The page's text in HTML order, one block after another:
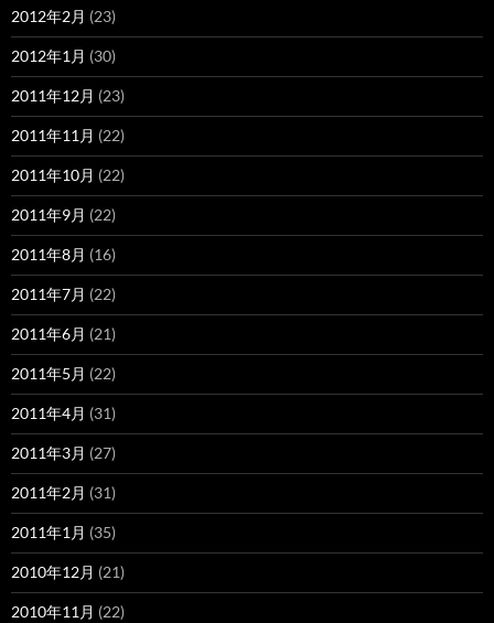
2012年2月 (23)
2012年1月 (30)
2011年12月 (23)
2011年11月 (22)
2011年10月 (22)
2011年9月 (22)
2011年8月 (16)
2011年7月 (22)
2011年6月 (21)
2011年5月 (22)
2011年4月 (31)
2011年3月 (27)
2011年2月 (31)
2011年1月 (35)
2010年12月 (21)
2010年11月 (22)